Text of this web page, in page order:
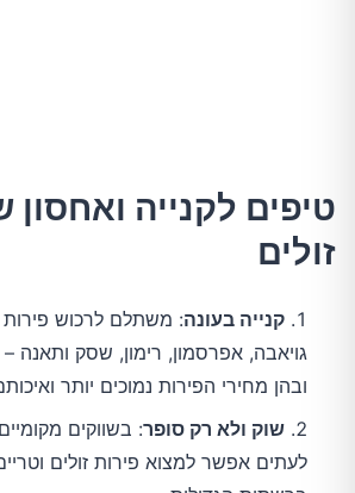
טיפים לקנייה ואחסון
זולים
קנייה בעונה: משתלם לרכוש פירות
גויאבה, אפרסמון, רימון, שסק ותאנה –
ובהן מחירי הפירות נמוכים יותר
שוק ולא רק סופר: בשווקים
לעתים אפשר למצוא פירות זולים